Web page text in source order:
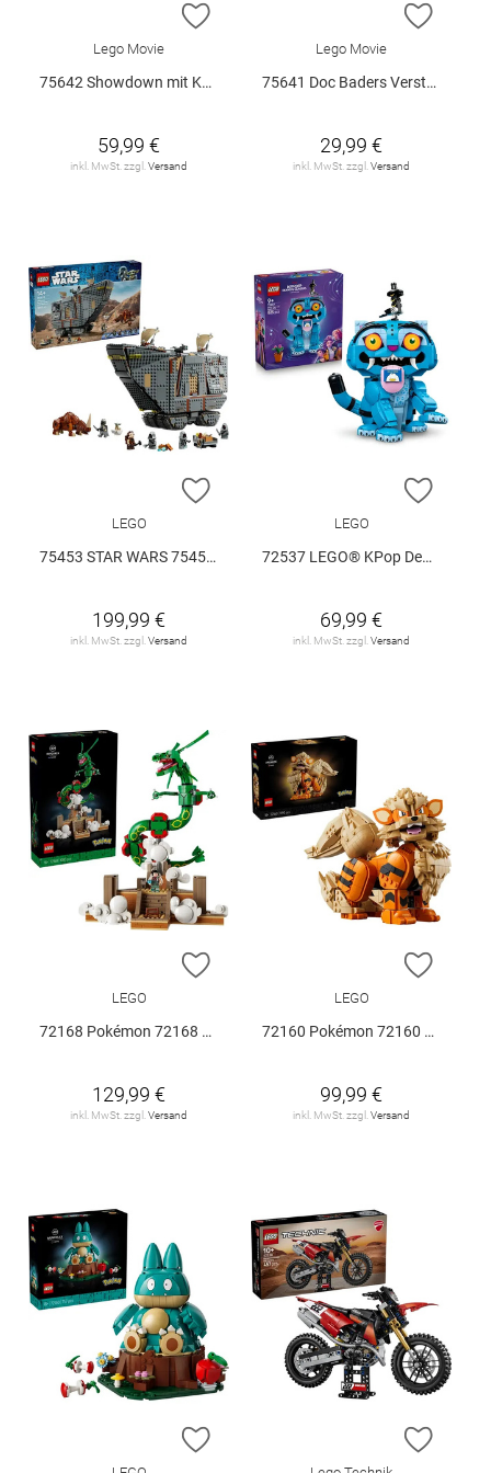
ZUR WUNSCHLISTE HINZUFÜGEN
Lego Movie
75642 Showdown mit Kapitän Smoker V29
59,99 €
inkl. MwSt. zzgl.Versand
ZUR
Lego Movie
75641 Doc Baders Versteck V29
29,99 €
inkl. MwSt. zzgl.Versand
ZUR WUNSCHLISTE HINZUFÜGEN
LEGO
75453 STAR WARS 75453 V29
199,99 €
inkl. MwSt. zzgl.Versand
ZUR
LEGO
72537 LEGO® KPop Demon Hunters 72537 V29
69,99 €
inkl. MwSt. zzgl.Versand
ZUR WUNSCHLISTE HINZUFÜGEN
LEGO
72168 Pokémon 72168 V29
129,99 €
inkl. MwSt. zzgl. Versand
ZUR
LEGO
72160 Pokémon 72160 V29
99,99 €
inkl. MwSt. zzgl. Versand
ZUR WUNSCHLISTE HINZUFÜGEN
ZUR